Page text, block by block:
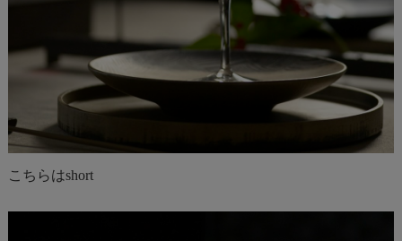
こちらはshort